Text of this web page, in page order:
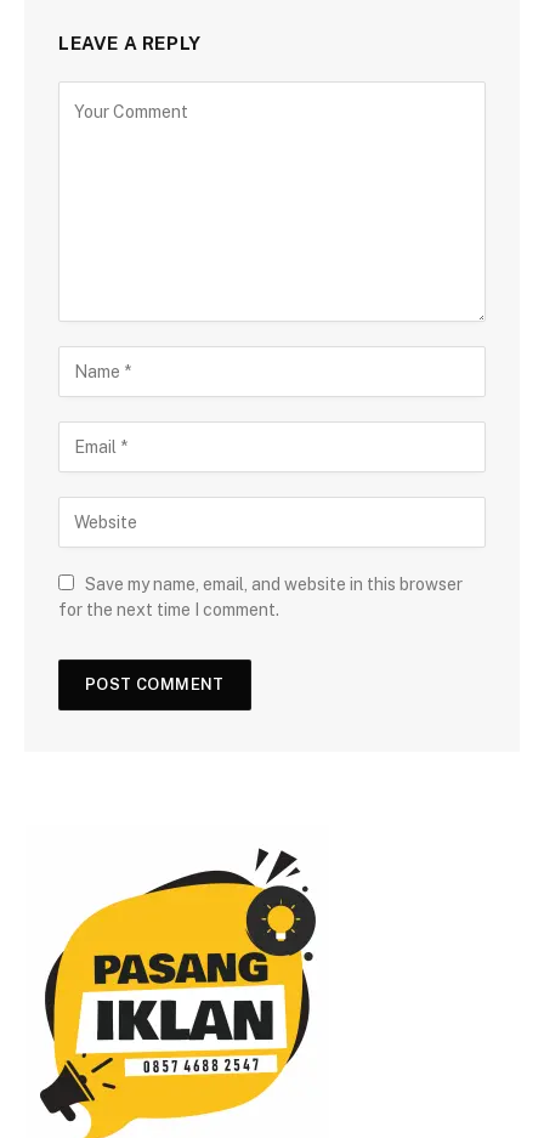
LEAVE A REPLY
Save my name, email, and website in this browser
for the next time I comment.